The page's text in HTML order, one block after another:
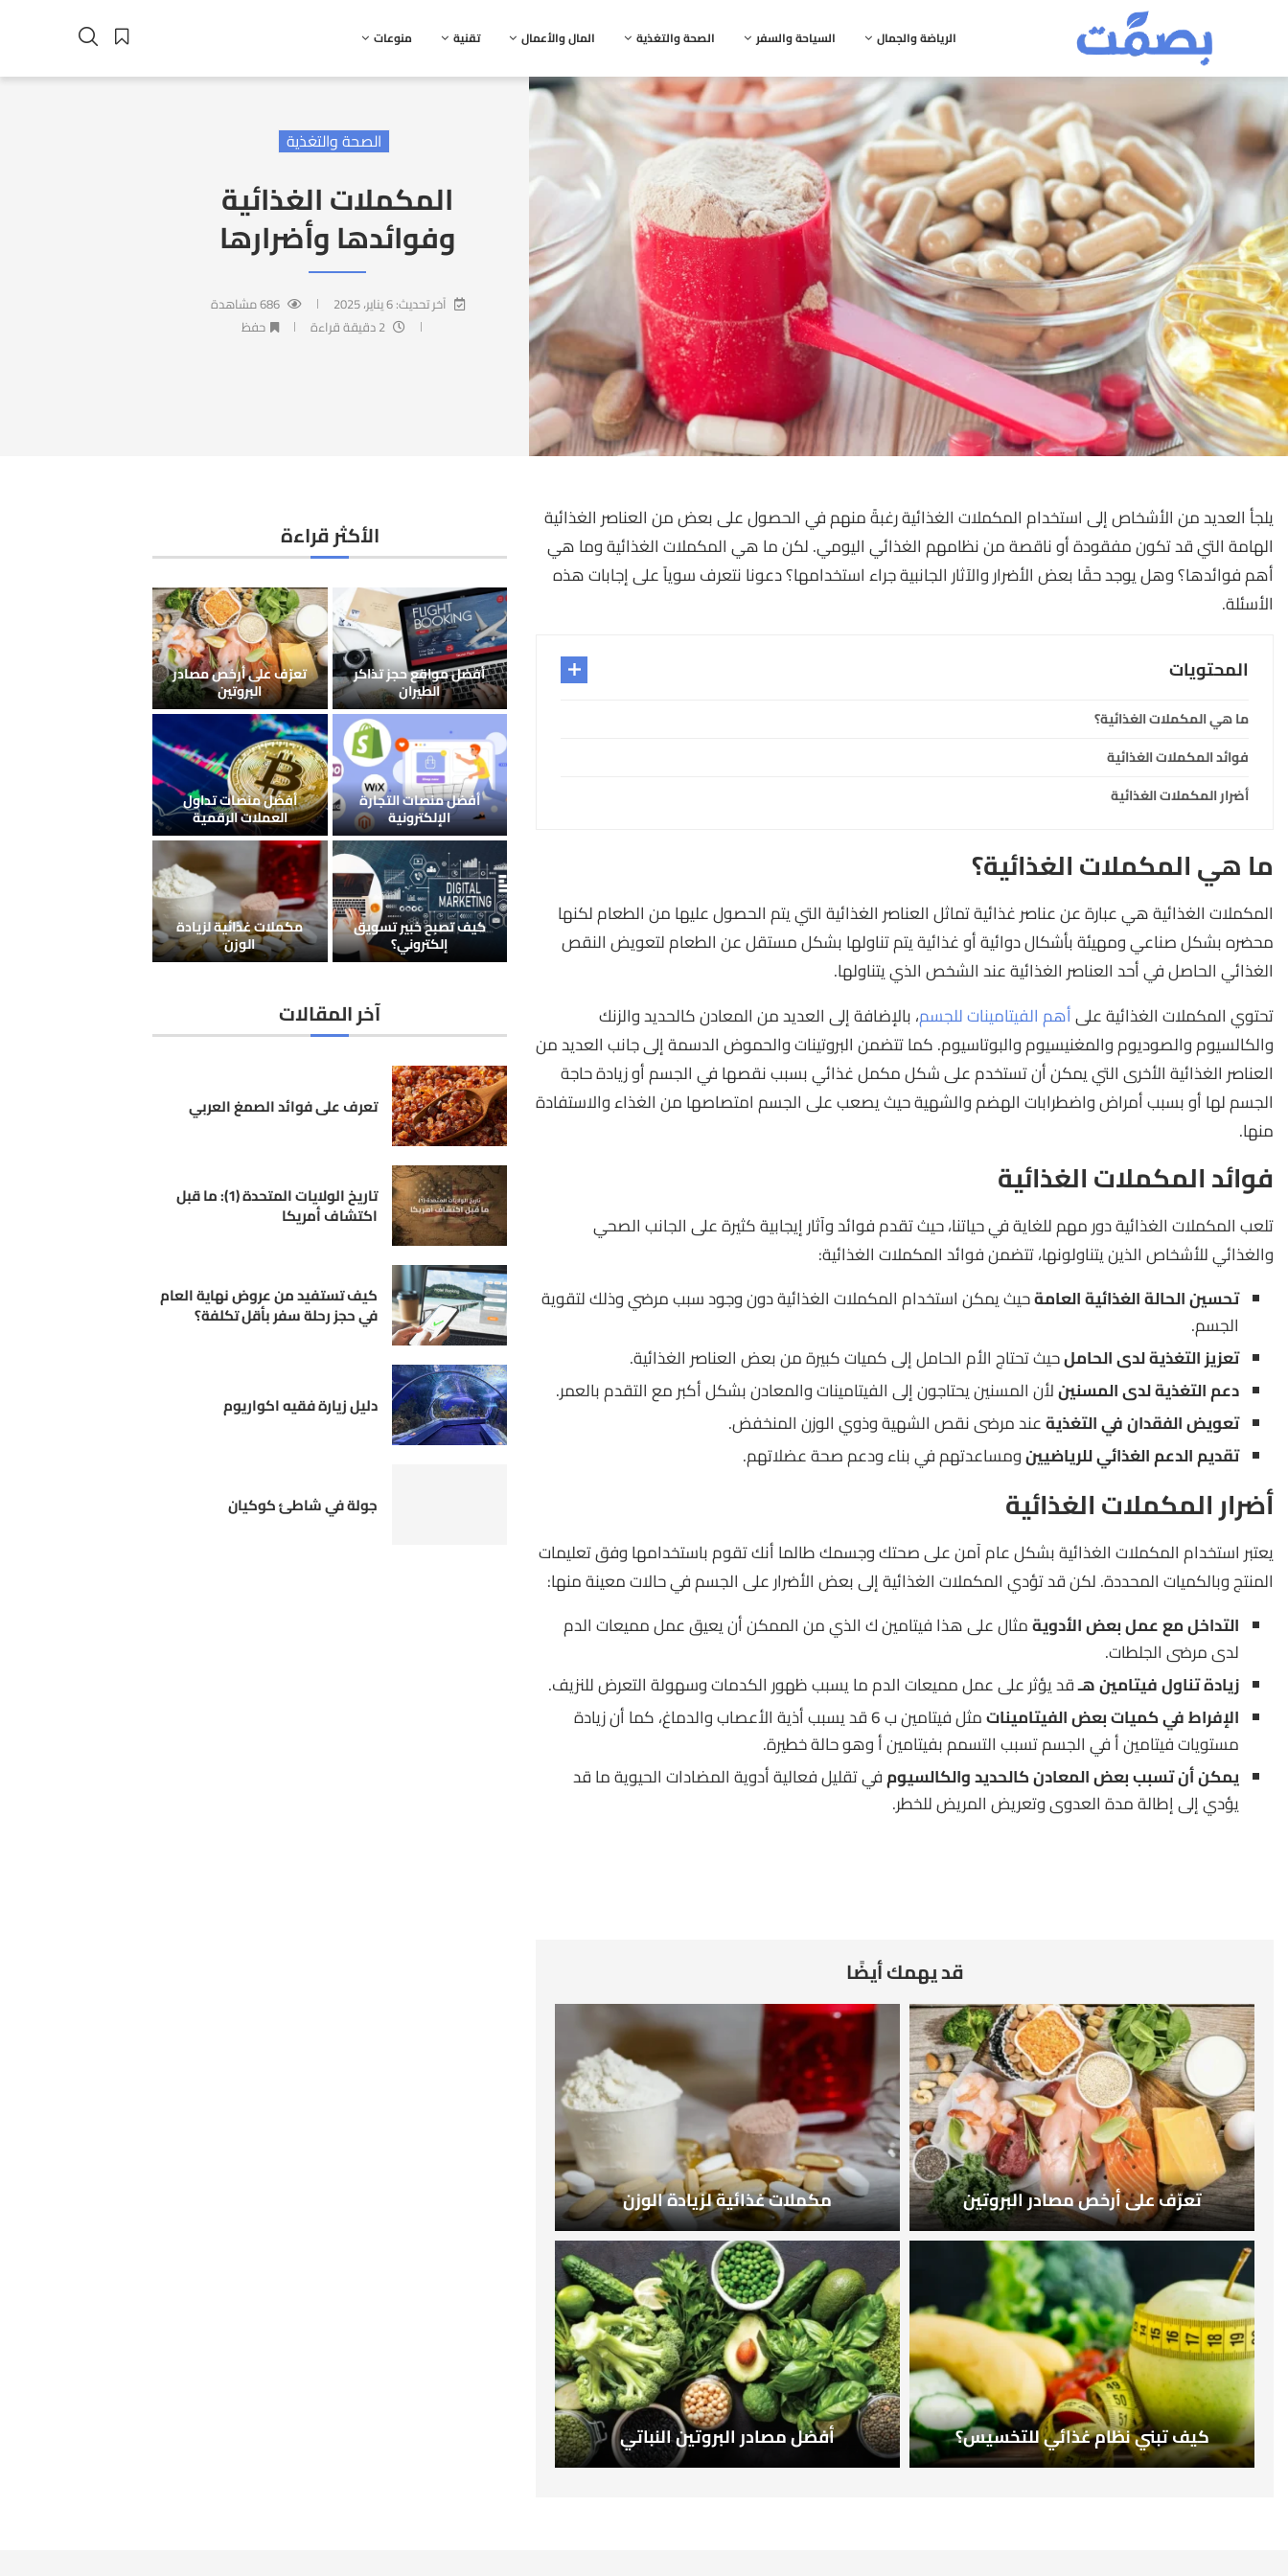
الرياضة والجمال السياحة والسفر الصحة والتغذية المال والأعمال تقنية منوعات
الصحة والتغذية
المكملات الغذائية
وفوائدها وأضرارها
آخر تحديث:6 يناير، 2025 686مشاهدة
2 دقيقة قراءة
حفظ
يلجأ العديد من الأشخاص إلى استخدام المكملات الغذائية رغبةً منهم في الحصول على بعض من العناصر الغذائية
الهامة التي قد تكون مفقودة أو ناقصة من نظامهم الغذائي اليومي. لكن ما هي المكملات الغذائية وما هي
أهم فوائدها؟ وهل يوجد حقًا بعض الأضرار والآثار الجانبية جراء استخدامها؟ دعونا نتعرف سوياً على إجابات هذه
الأسئلة.
المحتويات
ما هي المكملات الغذائية؟
فوائد المكملات الغذائية
أضرار المكملات الغذائية
ما هي المكملات الغذائية؟
المكملات الغذائية هي عبارة عن عناصر غذائية تماثل العناصر الغذائية التي يتم الحصول عليها من الطعام لكنها
محضره بشكل صناعي ومهيئة بأشكال دوائية أو غذائية يتم تناولها بشكل مستقل عن الطعام لتعويض النقص
الغذائي الحاصل في أحد العناصر الغذائية عند الشخص الذي يتناولها.
تحتوي المكملات الغذائية علىأهم الفيتامينات للجسم، بالإضافة إلى العديد من المعادن كالحديد والزنك
والكالسيوم والصوديوم والمغنيسيوم والبوتاسيوم. كما تتضمن البروتينات والحموض الدسمة إلى جانب العديد من
العناصر الغذائية الأخرى التي يمكن أن تستخدم على شكل مكمل غذائي بسبب نقصها في الجسم أو زيادة حاجة
الجسم لها أو بسبب أمراض واضطرابات الهضم والشهية حيث يصعب على الجسم امتصاصها من الغذاء والاستفادة
منها.
فوائد المكملات الغذائية
تلعب المكملات الغذائية دور مهم للغاية في حياتنا، حيث تقدم فوائد وآثار إيجابية كثيرة على الجانب الصحي
والغذائي للأشخاص الذين يتناولونها، تتضمن فوائد المكملات الغذائية:
تحسين الحالة الغذائية العامةحيث يمكن استخدام المكملات الغذائية دون وجود سبب مرضي وذلك لتقوية
الجسم.
تعزيز التغذية لدى الحاملحيث تحتاج الأم الحامل إلى كميات كبيرة من بعض العناصر الغذائية.
دعم التغذية لدى المسنينلأن المسنين يحتاجون إلى الفيتامينات والمعادن بشكل أكبر مع التقدم بالعمر.
تعويض الفقدان في التغذيةعند مرضى نقص الشهية وذوي الوزن المنخفض.
تقديم الدعم الغذائي للرياضيينومساعدتهم في بناء ودعم صحة عضلاتهم.
أضرار المكملات الغذائية
يعتبر استخدام المكملات الغذائية بشكل عام آمن على صحتك وجسمك طالما أنك تقوم باستخدامها وفق تعليمات
المنتج وبالكميات المحددة. لكن قد تؤدي المكملات الغذائية إلى بعض الأضرار على الجسم في حالات معينة منها:
التداخل مع عمل بعض الأدويةمثال على هذا فيتامين ك الذي من الممكن أن يعيق عمل مميعات الدم
لدى مرضى الجلطات.
زيادة تناول فيتامين هـقد يؤثر على عمل مميعات الدم ما يسبب ظهور الكدمات وسهولة التعرض للنزيف.
الإفراط في كميات بعض الفيتامينات
مثل فيتامين ب 6 قد يسبب أذية الأعصاب والدماغ، كما أن زيادة
مستويات فيتامين أ في الجسم تسبب التسمم بفيتامين أ وهو حالة خطيرة.
يمكن أن تسبب بعض المعادن كالحديد والكالسيومفي تقليل فعالية أدوية المضادات الحيوية ما قد
يؤدي إلى إطالة مدة العدوى وتعريض المريض للخطر.
قد يهمك أيضًا
تعرّف على أرخص مصادر البروتين مكملات غذائية لزيادة الوزن
كيف تبني نظام غذائي للتخسيس؟ أفضل مصادر البروتين النباتي
الأكثر قراءة
أفضل مواقع حجز تذاكر
الطيران
تعرّف على أرخص مصادر
البروتين
أفضل منصات التجارة
الإلكترونية
أفضل منصات تداول
العملات الرقمية
كيف تصبح خبير تسويق
إلكتروني؟
مكملات غذائية لزيادة
الوزن
آخر المقالات
تعرف على فوائد الصمغ العربي
تاريخ الولايات المتحدة (1): ما قبل
اكتشاف أمريكا
كيف تستفيد من عروض نهاية العام
في حجز رحلة سفر بأقل تكلفة؟
دليل زيارة فقيه اكواريوم
جولة في شاطئ كوكيان